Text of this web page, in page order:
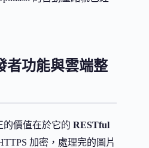
者功能與雲端整
的價值在於它的 RESTful
加密，處理完的圖片